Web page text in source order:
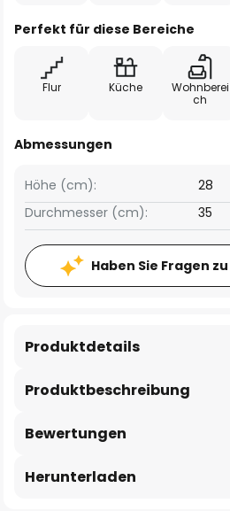
Perfekt für diese Bereiche
Flur Küche
Wohnberei
ch
Abmessungen
Höhe (cm):
28
Durchmesser (cm):
35
Haben Sie Fragen
Produktbeschreibung
Produktdetails
Bewertungen
Herunterladen